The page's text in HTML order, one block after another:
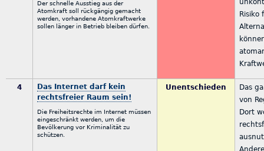
Der schnelle Ausstieg aus der
Atomkraft soll rückgängig gemacht
werden, vorhandene Atomkraftwerke
sollen länger in Betrieb bleiben dürfen.
Risiko
4
Das Internet darf kein
rechtsfreier Raum sein!
Die Freiheitsrechte im Internet müssen
eingeschränkt werden, um die
Bevölkerung vor Kriminalität zu
schützen.
Unentschieden
Das
von
Dort